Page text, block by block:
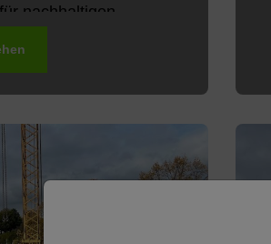
nachhaltigen
Gebäudes.